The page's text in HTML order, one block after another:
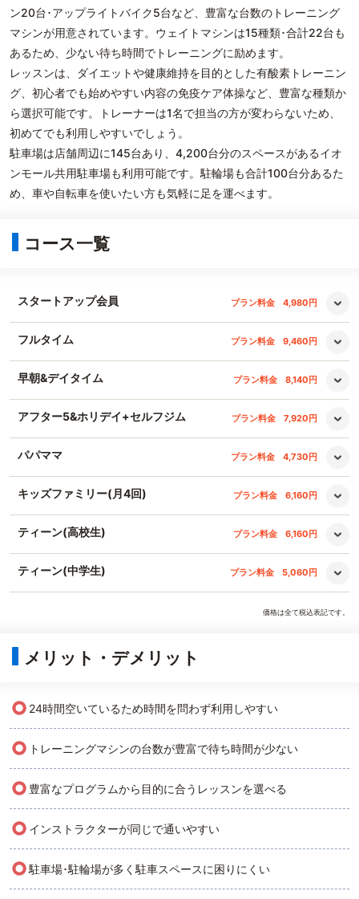
ン20台･アップライトバイク5台など、豊富な台数のトレーニング
マシンが用意されています。ウェイトマシンは15種類･合計22台も
あるため、少ない待ち時間でトレーニングに励めます。
レッスンは、ダイエットや健康維持を目的とした有酸素トレーニン
グ、初心者でも始めやすい内容の免疫ケア体操など、豊富な種類か
ら選択可能です。トレーナーは1名で担当の方が変わらないため、
初めてでも利用しやすいでしょう。
駐車場は店舗周辺に145台あり、4,200台分のスペースがあるイオ
ンモール共用駐車場も利用可能です。駐輪場も合計100台分あるた
め、車や自転車を使いたい方も気軽に足を運べます。
コース一覧
スタートアップ会員 プラン料金 4,980円
フルタイム プラン料金 9,460円
早朝&デイタイム プラン料金 8,140円
アフター5&ホリデイ+セルフジム プラン料金 7,920円
パパママ プラン料金 4,730円
キッズファミリー(月4回) プラン料金 6,160円
ティーン(高校生) プラン料金 6,160円
ティーン(中学生) プラン料金 5,060円
価格は全て税込表記です。
メリット・デメリット
○ 24時間空いているため時間を問わず利用しやすい
○ トレーニングマシンの台数が豊富で待ち時間が少ない
○ 豊富なプログラムから目的に合うレッスンを選べる
○ インストラクターが同じで通いやすい
○駐車場･駐輪場が多く駐車スペースに困りにくい